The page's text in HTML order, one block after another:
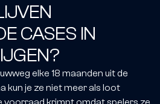
CASES IN
elke 18 maanden uit de
kun je ze niet meer als loot